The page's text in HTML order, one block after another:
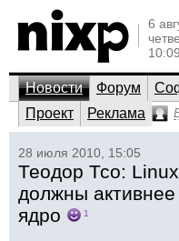
6
Новости Форум
Проект
Реклама
28 июля 2010, 15:05
Теодор Тсо:
должны активнее
ядро
1